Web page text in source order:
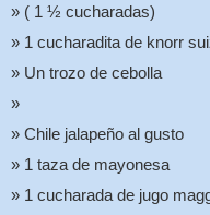
( 1 ½ cucharadas)
1 cucharadita de knorr
Un trozo de cebolla
Chile jalapeño al gusto
1 taza de mayonesa
1 cucharada de jugo